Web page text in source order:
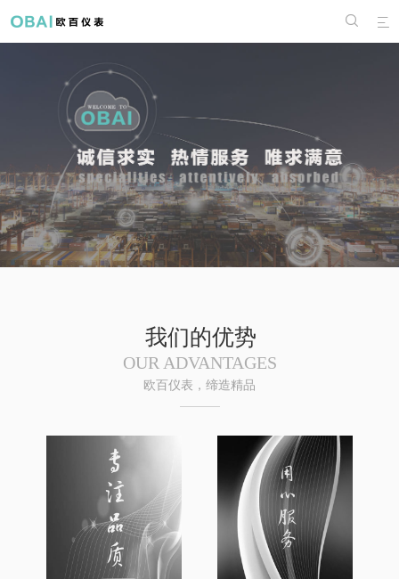


我们的优势
OUR ADVANTAGES
欧百仪表，缔造精品